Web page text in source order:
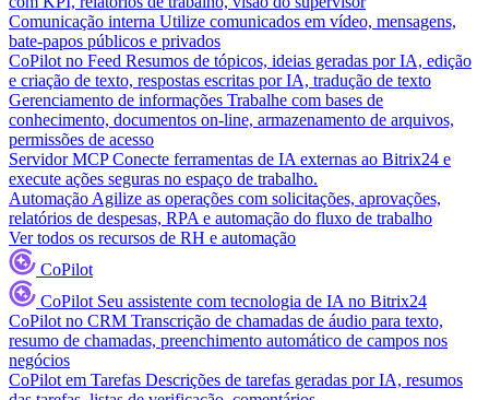
Comunicação interna Utilize comunicados em vídeo, mensagens,
bate-papos públicos e privados
CoPilot no Feed Resumos de tópicos, ideias geradas por IA, edição
e criação de texto, respostas escritas por IA, tradução de texto
Gerenciamento de informações Trabalhe com bases de
conhecimento, documentos on-line, armazenamento de arquivos,
permissões de acesso
Servidor MCP Conecte ferramentas de IA externas ao Bitrix24 e
execute ações seguras no espaço de trabalho.
Automação Agilize as operações com solicitações, aprovações,
relatórios de despesas, RPA e automação do fluxo de trabalho
Ver todos os recursos de RH e automação
CoPilot
CoPilot Seu assistente com tecnologia de IA no Bitrix24
CoPilot no CRM Transcrição de chamadas de áudio para texto,
resumo de chamadas, preenchimento automático de campos nos
negócios
CoPilot em Tarefas Descrições de tarefas geradas por IA, resumos